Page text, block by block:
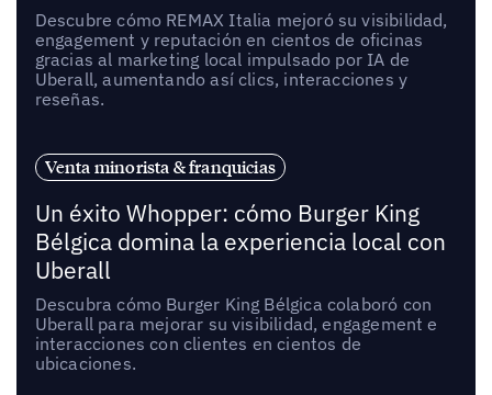
Descubre cómo REMAX Italia mejoró su visibilidad,
engagement y reputación en cientos de oficinas
gracias al marketing local impulsado por IA de
Uberall, aumentando así clics, interacciones y
reseñas.
Venta minorista & franquicias
Un éxito Whopper: cómo Burger King
Bélgica domina la experiencia local con
Uberall
Descubra cómo Burger King Bélgica colaboró con
Uberall para mejorar su visibilidad, engagement e
interacciones con clientes en cientos de
ubicaciones.